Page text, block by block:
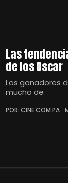
Las
de los Oscar
Los ganadores
mucho de
POR: CINE.COM.PA